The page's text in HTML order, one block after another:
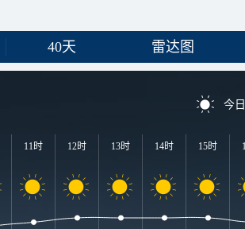
40天 雷达图
今
11时 12时 13时 14时 15时